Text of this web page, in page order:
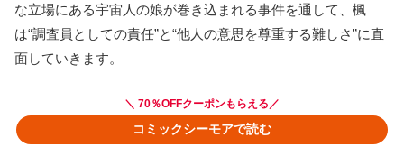
な立場にある宇宙人の娘が巻き込まれる事件を通して、楓
は“調査員としての責任”と“他人の意思を尊重する難しさ”に直
面していきます。
＼ 70％OFFクーポンもらえる／
コミックシーモアで読む